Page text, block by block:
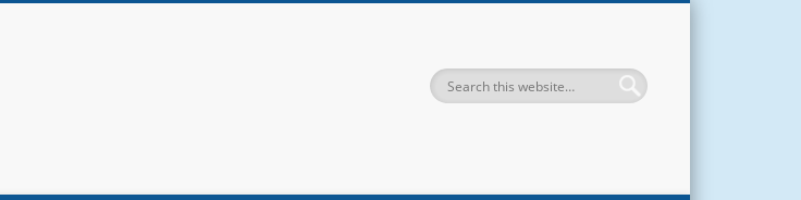
in Langenwetzendorf